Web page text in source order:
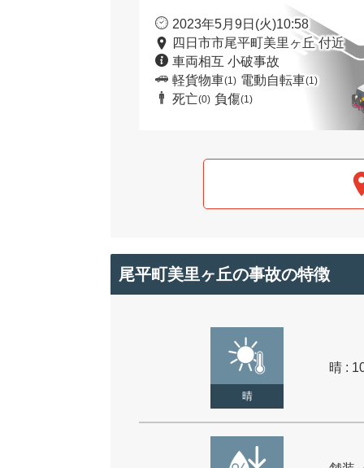
2023年5月9日(火)10:58
四日市市尾平町美里ヶ丘 付近
車両相互 小破事故
軽貨物車(1) 電動自転車(1)
死亡(0) 負傷(1)
尾平町美里ヶ丘の事故の特徴
晴
晴 :